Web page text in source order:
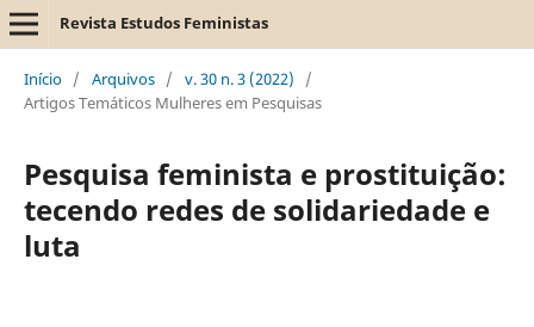
Revista Estudos Feministas
Início / Arquivos / v. 30 n. 3 (2022)
/
Artigos Temáticos Mulheres em Pesquisas
Pesquisa feminista e prostituição:
tecendo redes de solidariedade e
luta